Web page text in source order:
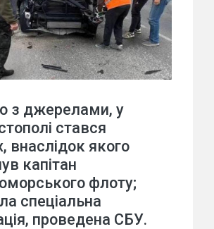
з джерелами, у
стався
внаслідок якого
капітан
флоту;
спеціальна
проведена СБУ.